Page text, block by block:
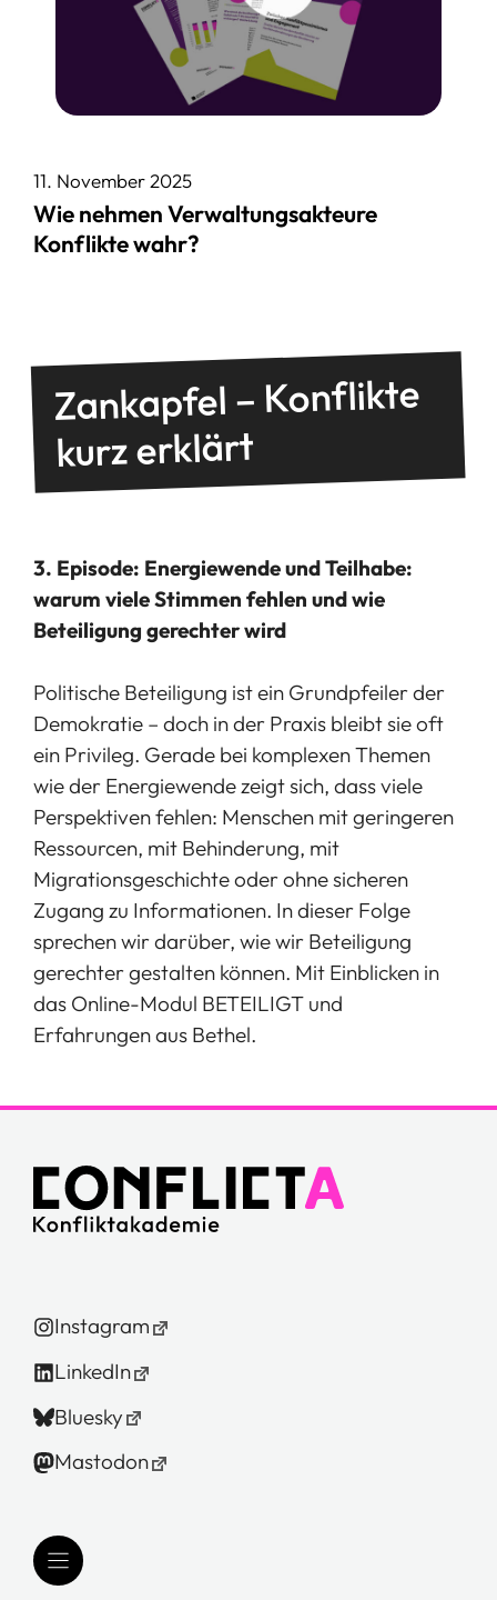
11. November 2025
Wie nehmen Verwaltungsakteure
Konflikte wahr?
Zankapfel – Konflikte
kurz erklärt
3. Episode: Energiewende und Teilhabe:
warum viele Stimmen fehlen und wie
Beteiligung gerechter wird
Politische Beteiligung ist ein Grundpfeiler der
Demokratie – doch in der Praxis bleibt sie oft
ein Privileg. Gerade bei komplexen Themen
wie der Energiewende zeigt sich, dass viele
Perspektiven fehlen: Menschen mit geringeren
Ressourcen, mit Behinderung, mit
Migrationsgeschichte oder ohne sicheren
Zugang zu Informationen. In dieser Folge
sprechen wir darüber, wie wir Beteiligung
gerechter gestalten können. Mit Einblicken in
das Online-Modul BETEILIGT und
Erfahrungen aus Bethel.
Instagram
LinkedIn
Bluesky
Mastodon